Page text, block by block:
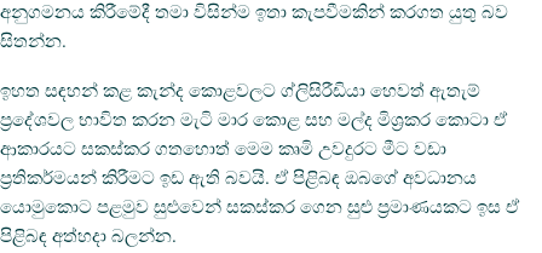
අනුගමනය කිරීමේදී තමා විසින්ම ඉතා කැපවීමකින් කරගත යුතු බව
සිතන්න.
ඉහත සඳහන් කළ කැන්ද කොළවලට ග්ලිසිරීඩියා හෙවත් ඇතැම්
ප්‍රදේශවල භාවිත කරන මැටි මාර කොළ සහ මල්ද මිශ්‍රකර කොටා ඒ
ආකාරයට සකස්කර ගතහොත් මෙම කෘමි උවදුරට මීට වඩා
ප්‍රතිකර්මයන් කිරීමට ඉඩ ඇති බවයි. ඒ පිළිබඳ ඔබගේ අවධානය
යොමුකොට පළමුව සුළුවෙන් සකස්කර ගෙන සුළු ප්‍රමාණයකට ඉස ඒ
පිළිබඳ අත්හදා බලන්න.